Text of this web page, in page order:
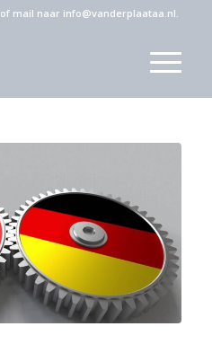
of mail naar info@vanderplaataa.nl.